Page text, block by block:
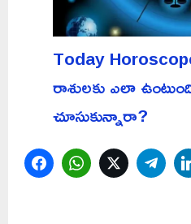
Today
రాశులకు ఎలా
చూసుకున్నారా?
FacebookWhatsAppTwitter